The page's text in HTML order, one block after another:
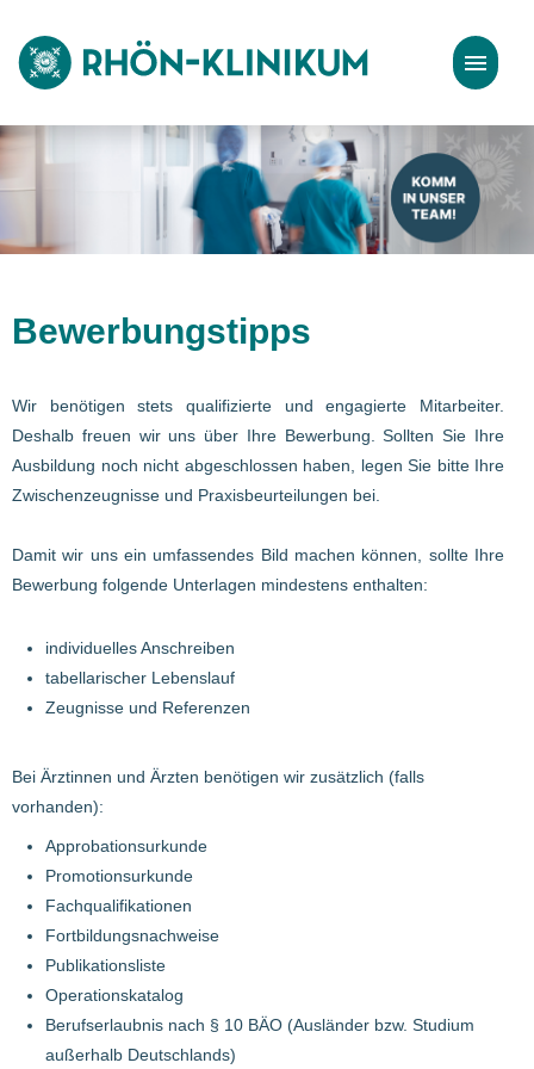
Stellenangebote
Bewerbungstipps
Bewerbungstipps
Wir benötigen stets qualifizierte und engagierte Mitarbeiter.
Deshalb freuen wir uns über Ihre Bewerbung. Sollten Sie Ihre
Ausbildung noch nicht abgeschlossen haben, legen Sie bitte Ihre
Zwischenzeugnisse und Praxisbeurteilungen bei.
Damit wir uns ein umfassendes Bild machen können, sollte Ihre
Bewerbung folgende Unterlagen mindestens enthalten:
individuelles Anschreiben
tabellarischer Lebenslauf
Zeugnisse und Referenzen
Bei Ärztinnen und Ärzten benötigen wir zusätzlich (falls
vorhanden):
Approbationsurkunde
Promotionsurkunde
Fachqualifikationen
Fortbildungsnachweise
Publikationsliste
Operationskatalog
Berufserlaubnis nach § 10 BÄO (Ausländer bzw. Studium
außerhalb Deutschlands)